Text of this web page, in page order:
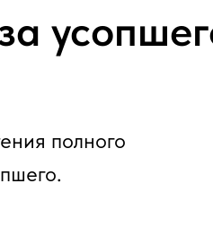
полного